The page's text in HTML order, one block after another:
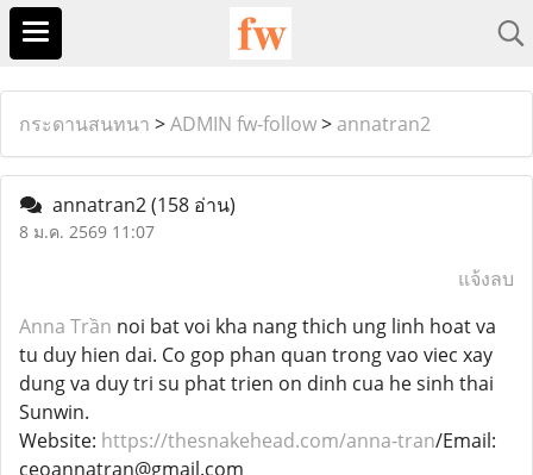
กระดานสนทนา >ADMIN fw-follow> annatran2
annatran2(158 อ่าน)
8 ม.ค. 2569 11:07
แจ้งลบ
Anna Trần noi bat voi kha nang thich ung linh hoat va
tu duy hien dai. Co gop phan quan trong vao viec xay
dung va duy tri su phat trien on dinh cua he sinh thai
Sunwin.
Website: https://thesnakehead.com/anna-tran/Email:
ceoannatran@gmail.com